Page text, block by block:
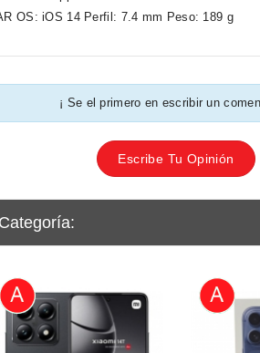
OS: iOS 14 Perfil: 7.4 mm Peso: 189 g
¡ Se el primero en escribir un
Escribe Tu Opinión